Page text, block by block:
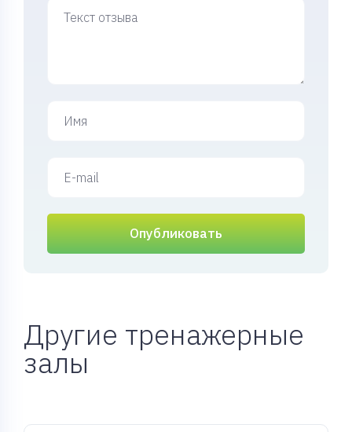
Опубликовать
Другие тренажерные
залы